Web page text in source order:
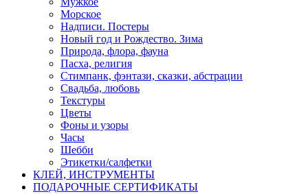
Морское
Надписи. Постеры
Новый год и Рождество. Зима
Природа, флора, фауна
Пасха, религия
Стимпанк, фэнтази, сказки, абстрации
Свадьба, любовь
Текстуры
Цветы
Фоны и узоры
Часы
Шебби
Этикетки/салфетки
КЛЕЙ, ИНСТРУМЕНТЫ
ПОДАРОЧНЫЕ СЕРТИФИКАТЫ